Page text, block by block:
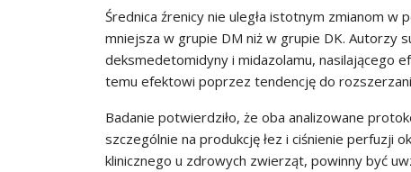
Średnica źrenicy nie uległa istotnym zmianom
mniejsza w grupie DM niż w grupie DK. Autorzy
deksmedetomidyny i midazolamu, nasilającego
temu efektowi poprzez tendencję do
Badanie potwierdziło, że oba analizowane
szczególnie na produkcję łez i ciśnienie perfuzji
klinicznego u zdrowych zwierząt, powinny być